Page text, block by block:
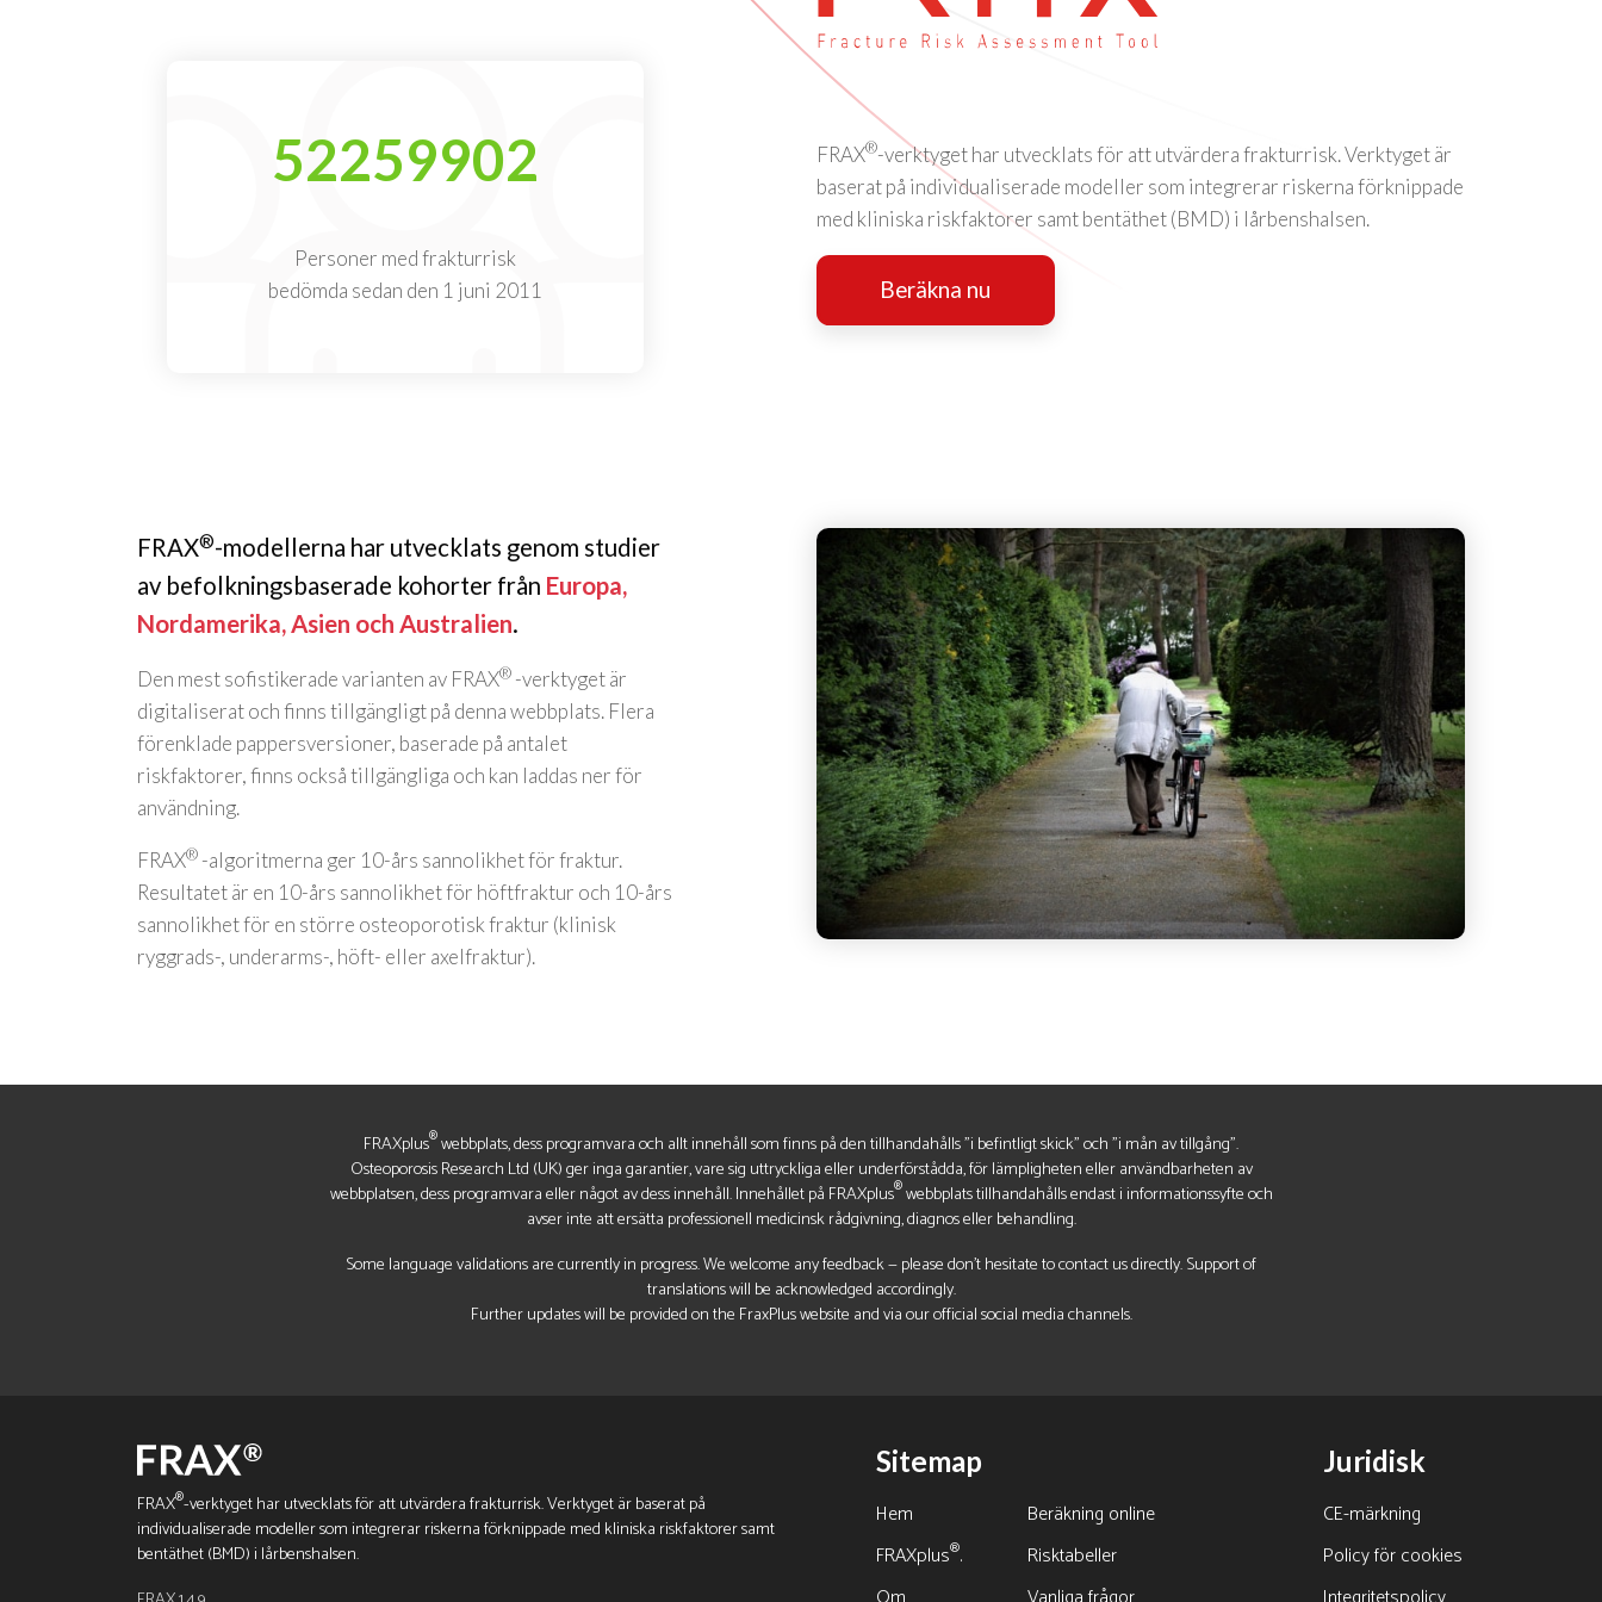
52259902
Personer med frakturrisk
bedömda sedan den 1 juni 2011
FRAX®-verktyget har utvecklats för att utvärdera frakturrisk. Verktyget är
baserat på individualiserade modeller som integrerar riskerna förknippade
med kliniska riskfaktorer samt bentäthet (BMD) i lårbenshalsen.
Beräkna nu
FRAX®-modellerna har utvecklats genom studier
av befolkningsbaserade kohorter från Europa,
Nordamerika, Asien och Australien.
Den mest sofistikerade varianten av FRAX®-verktyget är
digitaliserat och finns tillgängligt på denna webbplats. Flera
förenklade pappersversioner, baserade på antalet
riskfaktorer, finns också tillgängliga och kan laddas ner för
användning.
FRAX®-algoritmerna ger 10-års sannolikhet för fraktur.
Resultatet är en 10-års sannolikhet för höftfraktur och 10-års
sannolikhet för en större osteoporotisk fraktur (klinisk
ryggrads-, underarms-, höft- eller axelfraktur).
FRAXplus®webbplats, dess programvara och allt innehåll som finns på den tillhandahålls "i befintligt skick" och "i mån av tillgång".
Osteoporosis Research Ltd (UK) ger inga garantier, vare sig uttryckliga eller underförstådda, för lämpligheten eller användbarheten av
webbplatsen, dess programvara eller något av dess innehåll. Innehållet på FRAXplus®webbplats tillhandahålls endast i informationssyfte och
avser inte att ersätta professionell medicinsk rådgivning, diagnos eller behandling.
Some language validations are currently in progress. We welcome any feedback — please don’t hesitate to contact us directly. Support of
translations will be acknowledged accordingly.
Further updates will be provided on the FraxPlus website and via our official social media channels.
FRAX®-verktyget har utvecklats för att utvärdera frakturrisk. Verktyget är baserat på
individualiserade modeller som integrerar riskerna förknippade med kliniska riskfaktorer samt
bentäthet (BMD) i lårbenshalsen.
Sitemap
Hem
Beräkning online
FRAXplus®.
Risktabeller
Juridisk
CE-märkning
Policy för cookies